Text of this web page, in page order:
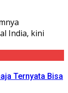
India, kini
Ternyata Bisa